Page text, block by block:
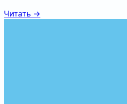
Читать →